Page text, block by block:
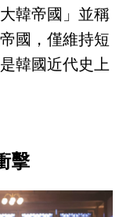
韓帝國」並稱
國，僅維持短
韓國近代史上
擊